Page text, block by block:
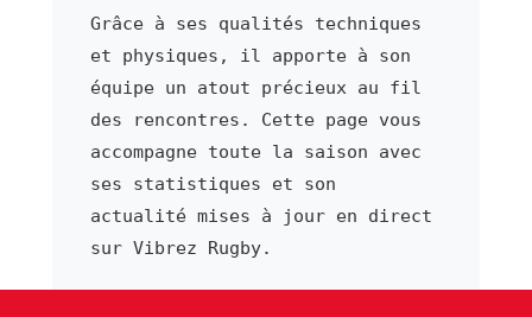
Grâce à ses qualités techniques
et physiques, il apporte à son
équipe un atout précieux au fil
des rencontres. Cette page vous
accompagne toute la saison avec
ses statistiques et son
actualité mises à jour en direct
sur Vibrez Rugby.